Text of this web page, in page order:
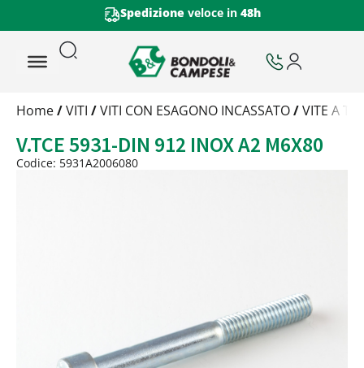
Spedizione veloce in 48h
Trattamento
Peso
Quantità
Home/VITI /VITI CON ESAGONO INCASSATO/VITE A
V.TCE 5931-DIN 912 INOX A2 M6X80
Codice: 5931A2006080